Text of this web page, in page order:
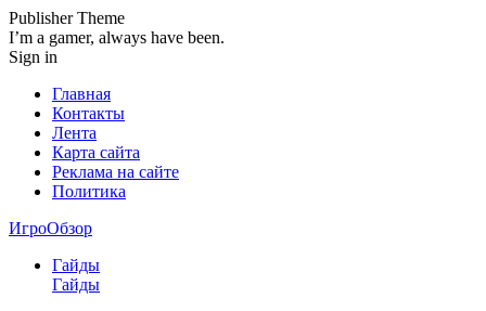
Publisher Theme
I’m a gamer, always have been.
Sign in
Главная
Контакты
Лента
Карта сайта
Реклама на сайте
Политика
ИгроОбзор
Гайды
Гайды